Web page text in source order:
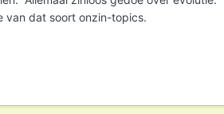
van dat soort onzin-topics.